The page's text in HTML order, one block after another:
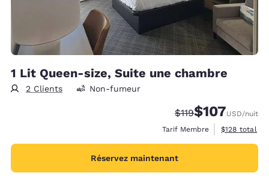
1 Lit Queen-size, Suite une chambre
2 Clients Non-fumeur
Tarif barré :
$119Tarif réduit :
$107USD/nuit
Tarif Membre
Afficher les
$128 total
Réservez maintenant